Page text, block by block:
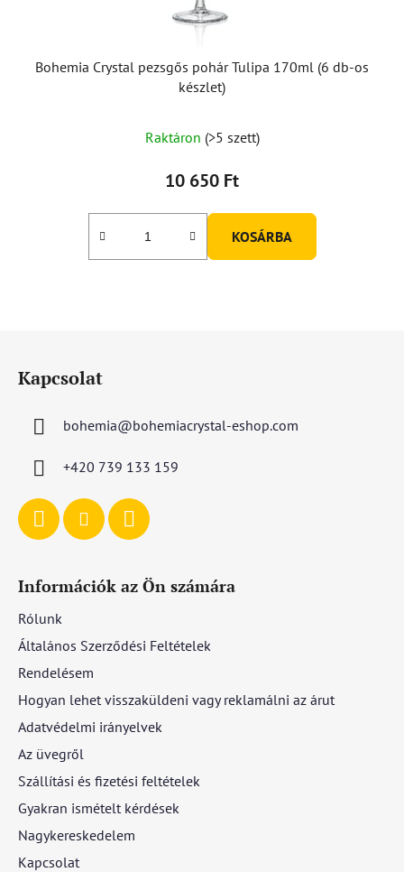
Bohemia Crystal pezsgős pohár Tulipa 170ml (6 db-os
készlet)
Raktáron (>5 szett)
10 650 Ft
KOSÁRBA
Kapcsolat
bohemia@bohemiacrystal-eshop.com
+420 739 133 159
Információk az Ön számára
Rólunk
Általános Szerződési Feltételek
Rendelésem
Hogyan lehet visszaküldeni vagy reklamálni az árut
Adatvédelmi irányelvek
Az üvegről
Szállítási és fizetési feltételek
Gyakran ismételt kérdések
Nagykereskedelem
Kapcsolat